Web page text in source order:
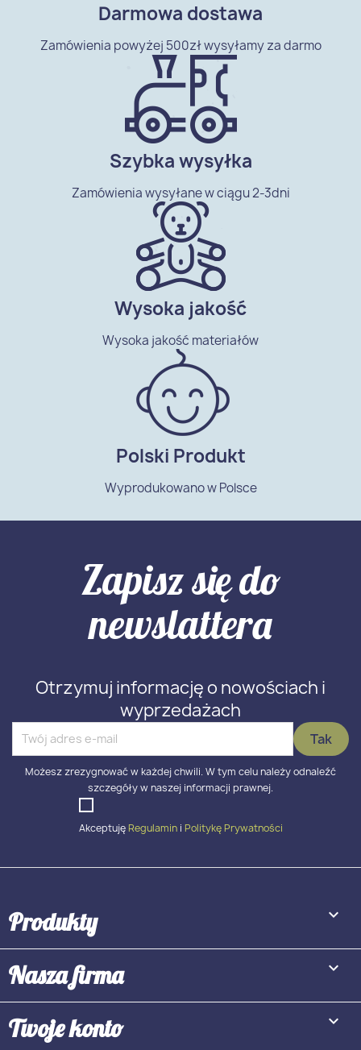
Darmowa dostawa
Zamówienia powyżej 500zł wysyłamy za darmo
Szybka wysyłka
Zamówienia wysyłane w ciągu 2-3dni
Wysoka jakość
Wysoka jakość materiałów
Polski Produkt
Wyprodukowano w Polsce
Zapisz się do
newslattera
Otrzymuj informację o nowościach i
wyprzedażach
Możesz zrezygnować w każdej chwili. W tym celu należy odnaleźć
szczegóły w naszej informacji prawnej.
Akceptuję Regulamini Politykę Prywatności
Produkty 
Nasza firma 
Twoje konto 